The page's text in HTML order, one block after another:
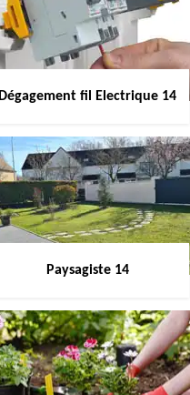
Dégagement fil Electrique 14
Paysagiste 14